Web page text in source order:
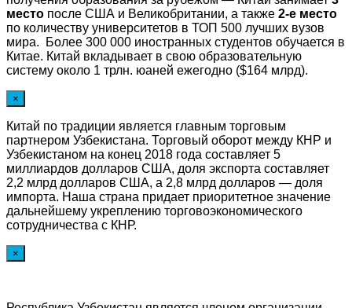
место после США и Великобритании, а также 2-е место
по количеству университетов в ТОП 500 лучших вузов
мира. Более 300 000 иностранных студентов обучается в
Китае. Китай вкладывает в свою образовательную
систему около 1 трлн. юаней ежегодно ($164 млрд).
×
Китай по традиции является главным торговым
партнером Узбекистана. Торговый оборот между КНР и
Узбекистаном на конец 2018 года составляет 5
миллиардов долларов США, доля экспорта составляет
2,2 млрд долларов США, а 2,8 млрд долларов — доля
импорта. Наша страна придает приоритетное значение
дальнейшему укреплению торговоэкономического
сотрудничества с КНР.
×